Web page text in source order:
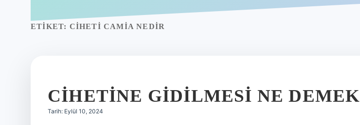
ETIKET: CIHETI CAMIA NEDIR
CIHETINE GIDILMESI NE DEMEK
Tarih: Eylül 10, 2024